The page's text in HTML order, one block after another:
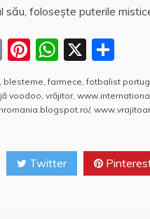
său, foloseşte puterile
E
m
ai
l
Pi
nt
er
e
W
at
s
p
p
X
a
rt
aj
a
z
, blesteme,farmece,fotbalist
voodoo, vrăjitor,
,
Twitter